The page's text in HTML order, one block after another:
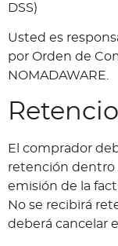
DSS)
Usted es
por Orden de
NOMADAWARE.
El comprador
retención dentro
emisión de la
No se recibirá
deberá cancelar